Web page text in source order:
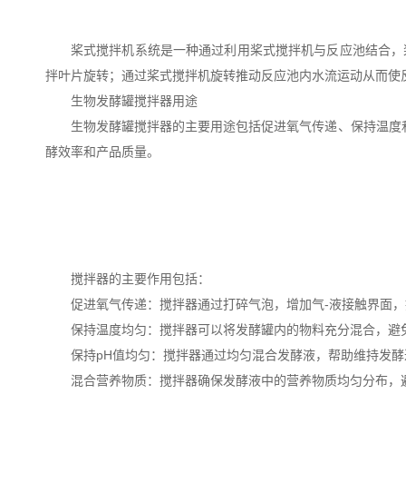
桨式搅拌机系统是一种通过利用桨式搅拌机与反应池结合
拌叶片旋转；通过桨式搅拌机旋转推动反应池内水流运动从而
生物发酵罐搅拌器用途
生物发酵罐搅拌器的主要用途包括促进氧气传递、保持温
酵效率和产品质量‌。
搅拌器的主要作用包括：
促进氧气传递‌：搅拌器通过打碎气泡，增加气-液接触界面
保持温度均匀‌：搅拌器可以将发酵罐内的物料充分混合，
保持pH值均匀‌：搅拌器通过均匀混合发酵液，帮助维持发
混合营养物质‌：搅拌器确保发酵液中的营养物质均匀分布